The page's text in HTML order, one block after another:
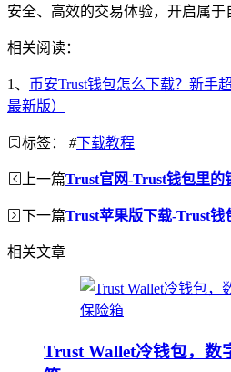
安全、高效的交易体验，开启属于
相关阅读：
1、 币安Trust钱包怎么下载？新手
最新版）
标签： #下载教程
上一篇Trust官网-Trust钱包里的
下一篇Trust苹果版下载-Trust钱
相关文章
Trust Wallet冷钱包，数